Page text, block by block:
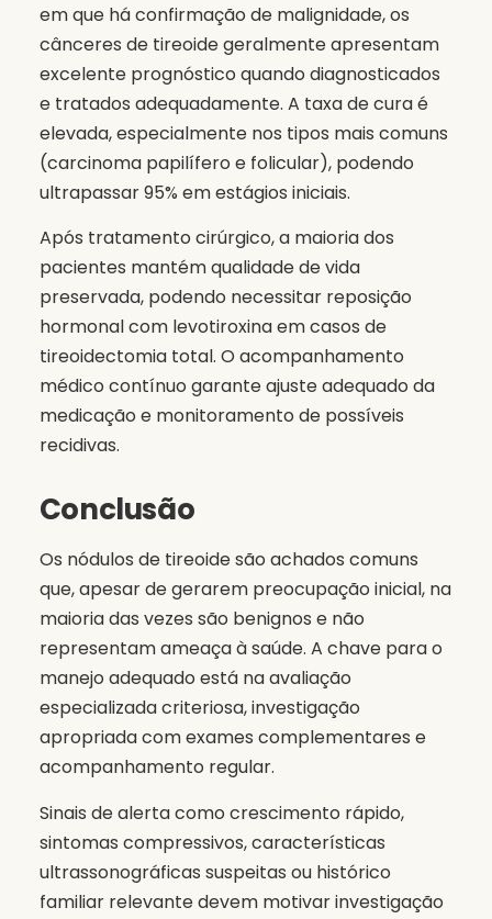
em que há confirmação de malignidade, os
cânceres de tireoide geralmente apresentam
excelente prognóstico quando diagnosticados
e tratados adequadamente. A taxa de cura é
elevada, especialmente nos tipos mais comuns
(carcinoma papilífero e folicular), podendo
ultrapassar 95% em estágios iniciais.
Após tratamento cirúrgico, a maioria dos
pacientes mantém qualidade de vida
preservada, podendo necessitar reposição
hormonal com levotiroxina em casos de
tireoidectomia total. O acompanhamento
médico contínuo garante ajuste adequado da
medicação e monitoramento de possíveis
recidivas.
Conclusão
Os nódulos de tireoide são achados comuns
que, apesar de gerarem preocupação inicial, na
maioria das vezes são benignos e não
representam ameaça à saúde. A chave para o
manejo adequado está na avaliação
especializada criteriosa, investigação
apropriada com exames complementares e
acompanhamento regular.
Sinais de alerta como crescimento rápido,
sintomas compressivos, características
ultrassonográficas suspeitas ou histórico
familiar relevante devem motivar investigação